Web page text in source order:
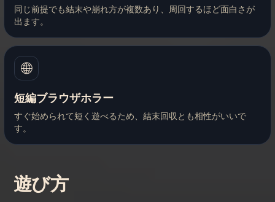
同じ前提でも結末や崩れ方が複数あり、周回するほど面白さが
出ます。
🌐
短編ブラウザホラー
すぐ始められて短く遊べるため、結末回収とも相性がいいで
す。
遊び方